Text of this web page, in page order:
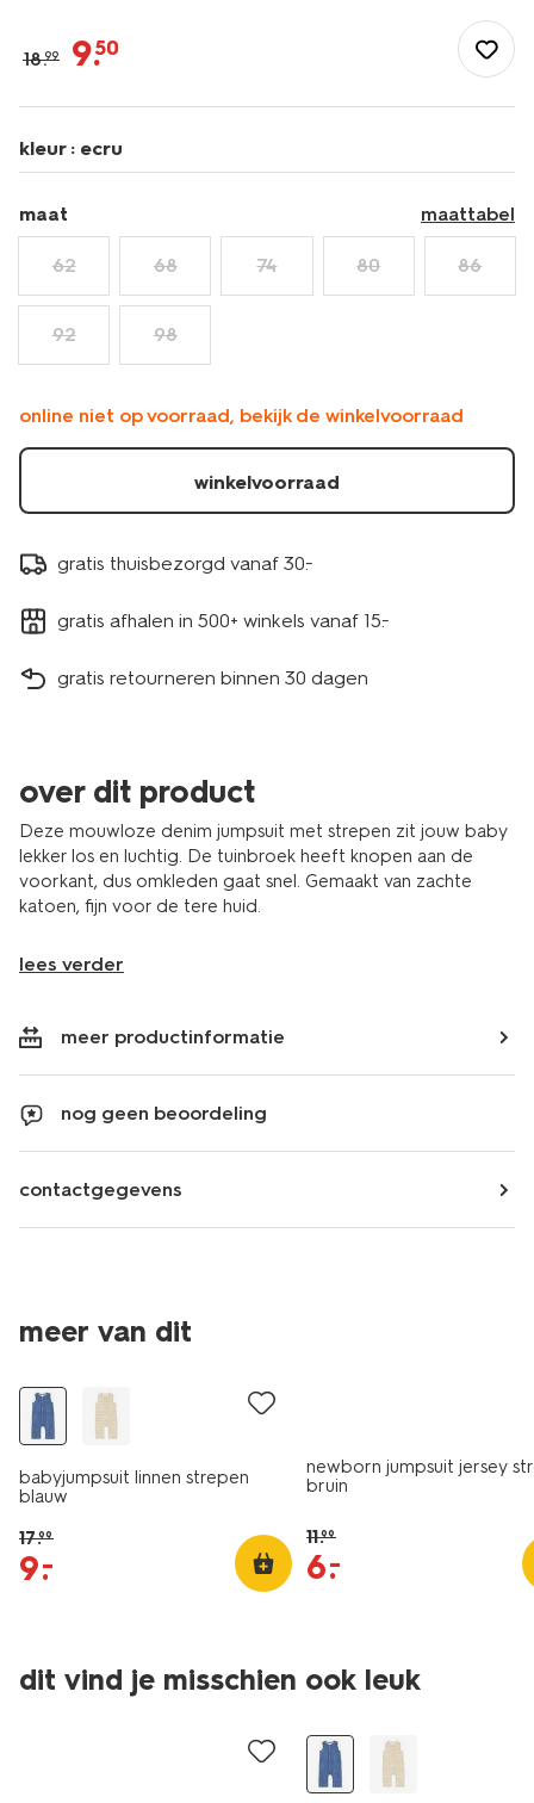
strepen-
denim-
18.99 9.50
kleur : ecru
maat maattabel
62 68 74 80 86
92 98
online niet op voorraad, bekijk de winkelvoorraad
winkelvoorraad
gratis thuisbezorgd vanaf 30.-
gratis afhalen in 500+ winkels vanaf 15.-
gratis retourneren binnen 30 dagen
over dit product
Deze mouwloze denim jumpsuit met strepen zit jouw baby
lekker los en luchtig. De tuinbroek heeft knopen aan de
voorkant, dus omkleden gaat snel. Gemaakt van zachte
katoen, fijn voor de tere huid.
lees verder
meer productinformatie
nog geen beoordeling
contactgegevens
meer van dit
sale
babyjumpsuit linnen strepen
blauw
17.99
9.
–
newborn jumpsuit jersey
bruin
11.99
6.
–
dit vind je misschien ook leuk
sale sale